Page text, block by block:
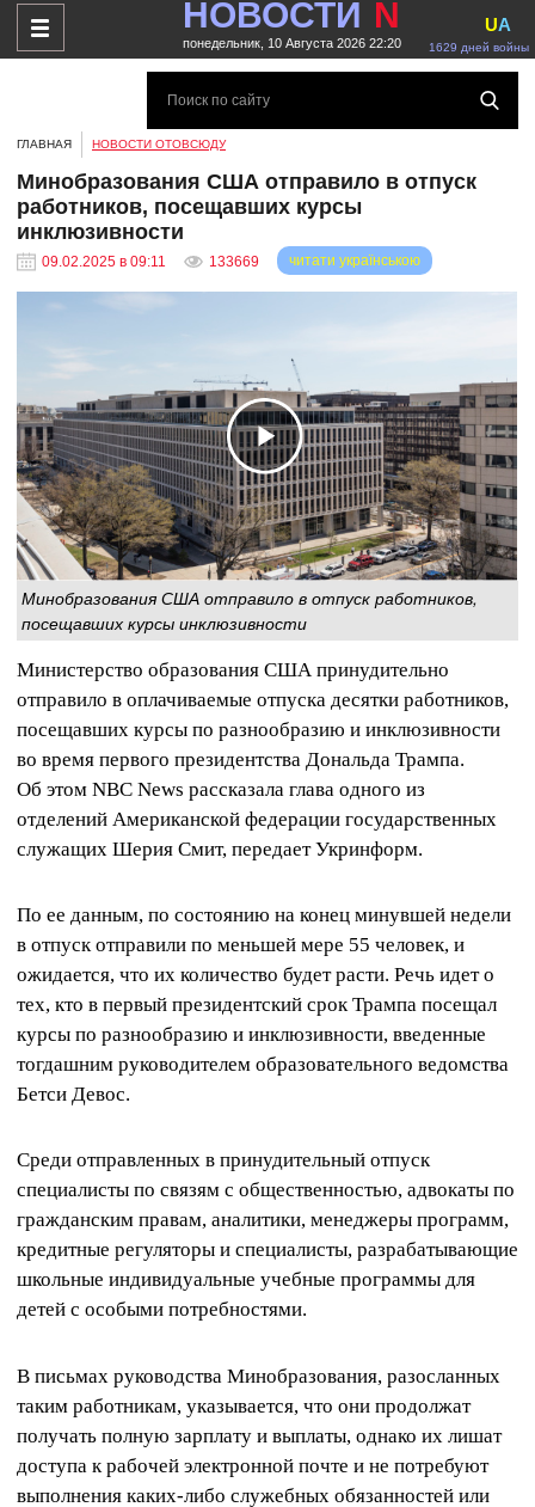
НОВОСТИ N
понедельник, 10 Августа 2026 22:20 1629 дней войны
UA
ГЛАВНАЯ НОВОСТИ ОТОВСЮДУ
Минобразования США отправило в отпуск
работников, посещавших курсы
инклюзивности
09.02.2025 в 09:11 133669 читати українською
Минобразования США отправило в отпуск работников,
посещавших курсы инклюзивности
Министерство образования США принудительно
отправило в оплачиваемые отпуска десятки работников,
посещавших курсы по разнообразию и инклюзивности
во время первого президентства Дональда Трампа.
Об этом NBC News рассказала глава одного из
отделений Американской федерации государственных
служащих Шерия Смит, передает Укринформ.
По ее данным, по состоянию на конец минувшей недели
в отпуск отправили по меньшей мере 55 человек, и
ожидается, что их количество будет расти. Речь идет о
тех, кто в первый президентский срок Трампа посещал
курсы по разнообразию и инклюзивности, введенные
тогдашним руководителем образовательного ведомства
Бетси Девос.
Среди отправленных в принудительный отпуск
специалисты по связям с общественностью, адвокаты по
гражданским правам, аналитики, менеджеры программ,
кредитные регуляторы и специалисты, разрабатывающие
школьные индивидуальные учебные программы для
детей с особыми потребностями.
В письмах руководства Минобразования, разосланных
таким работникам, указывается, что они продолжат
получать полную зарплату и выплаты, однако их лишат
доступа к рабочей электронной почте и не потребуют
выполнения каких-либо служебных обязанностей или